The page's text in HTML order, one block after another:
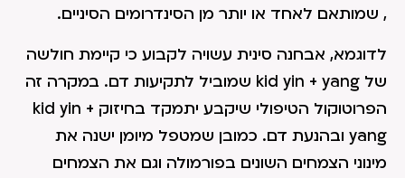
, שמותאם לאחד או יותר מן הסינדרומים הסיניים.
לדוגמא, אבחנה סינית עשויה לקבוע כי קיימת חולשה
של kid yin + yang שמוביל לתקיעות דם. במקרה זה
הפרוטוקול הטיפולי שיקבע יתמקד בחיזוק kid yin +
yang ובהנעת דם. כמובן שמטפל מיומן ישנה את
מינוני הצמחים השונים בפורמולה וגם את הצמחים